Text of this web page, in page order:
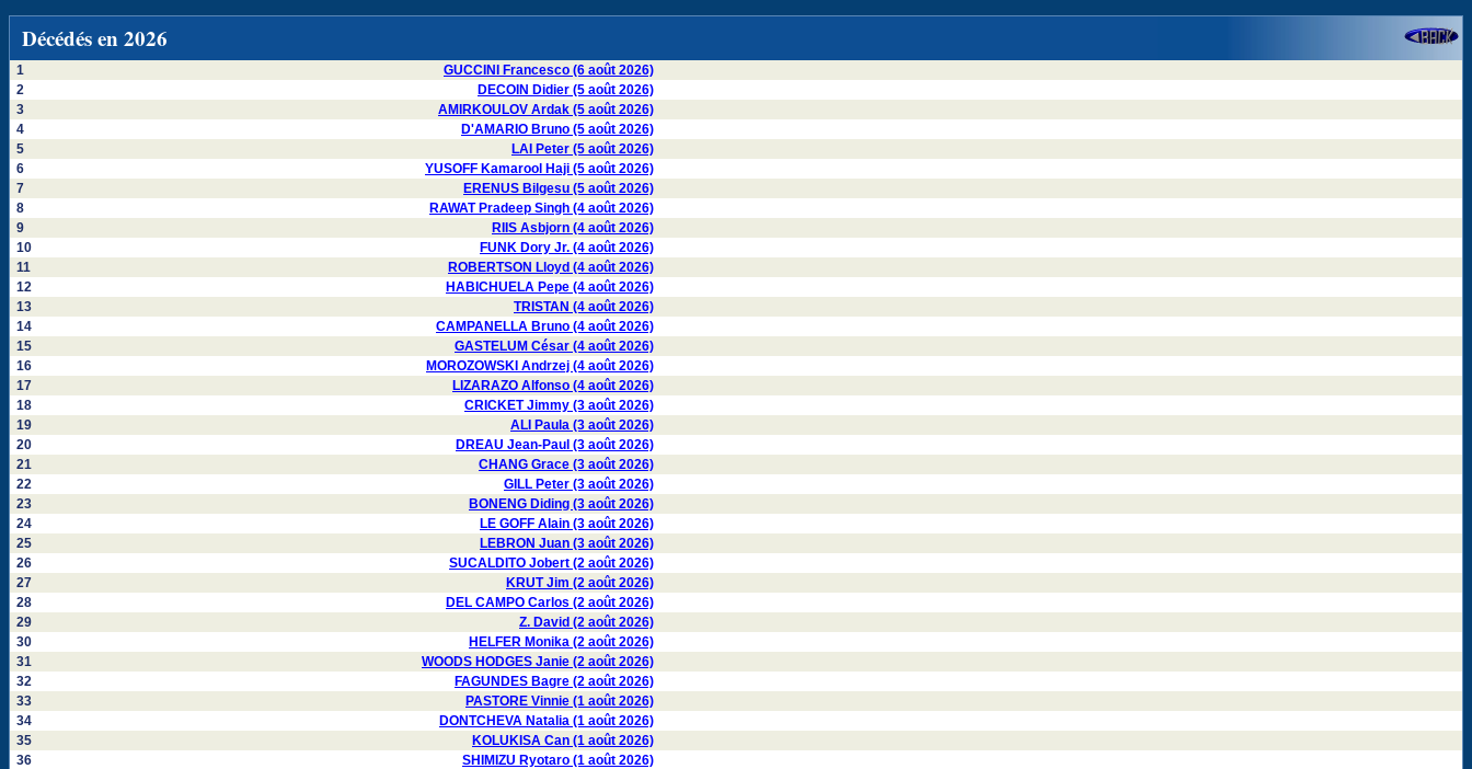
Décédés en 2026
1
GUCCINI Francesco (6 août 2026)
2
DECOIN Didier (5 août 2026)
3
AMIRKOULOV Ardak (5 août 2026)
4
D'AMARIO Bruno (5 août 2026)
5
LAI Peter (5 août 2026)
6
YUSOFF Kamarool Haji (5 août 2026)
7
ERENUS Bilgesu (5 août 2026)
8
RAWAT Pradeep Singh (4 août 2026)
9
RIIS Asbjorn (4 août 2026)
10
FUNK Dory Jr. (4 août 2026)
11
ROBERTSON Lloyd (4 août 2026)
12
HABICHUELA Pepe (4 août 2026)
13
TRISTAN (4 août 2026)
14
CAMPANELLA Bruno (4 août 2026)
15
GASTELUM César (4 août 2026)
16
MOROZOWSKI Andrzej (4 août 2026)
17
LIZARAZO Alfonso (4 août 2026)
18
CRICKET Jimmy (3 août 2026)
19
ALI Paula (3 août 2026)
20
DREAU Jean-Paul (3 août 2026)
21
CHANG Grace (3 août 2026)
22
GILL Peter (3 août 2026)
23
BONENG Diding (3 août 2026)
24
LE GOFF Alain (3 août 2026)
25
LEBRON Juan (3 août 2026)
26
SUCALDITO Jobert (2 août 2026)
27
KRUT Jim (2 août 2026)
28
DEL CAMPO Carlos (2 août 2026)
29
Z. David (2 août 2026)
30
HELFER Monika (2 août 2026)
31
WOODS HODGES Janie (2 août 2026)
32
FAGUNDES Bagre (2 août 2026)
33
PASTORE Vinnie (1 août 2026)
34
DONTCHEVA Natalia (1 août 2026)
35
KOLUKISA Can (1 août 2026)
36
SHIMIZU Ryotaro (1 août 2026)